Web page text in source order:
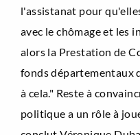
l'assistanat pour
avec le chômage et les
alors la Prestation de
fonds départementaux
à cela." Reste à
politique a un rôle à